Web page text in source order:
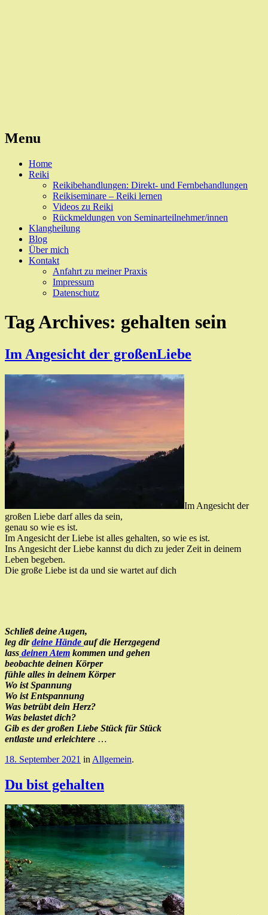
Menu
Skip
Home
Reiki
Reikibehandlungen: Direkt- und Fernbehandlungen
Reikiseminare – Reiki lernen
Videos zu Reiki
Rückmeldungen von Seminarteilnehmer/innen
Klangheilung
Blog
Über mich
Kontakt
Anfahrt zu meiner Praxis
Impressum
Datenschutz
Tag Archives: gehalten sein
Im Angesicht der großenLiebe
Im Angesicht der
großen Liebe darf alles da sein,
genau so wie es ist.
Im Angesicht der Liebe ist alles gehalten, so wie es ist.
Ins Angesicht der Liebe kannst du dich zu jeder Zeit in deinem
Leben begeben.
Die große Liebe ist da und sie wartet auf dich
Schließ deine Augen,
leg dirdeine Hände auf die Herzgegend
lass deinen Atem kommen und gehen
beobachte deinen Körper
fühle alles in deinem Körper
Wo ist Spannung
Wo ist Entspannung
Was betrübt dein Herz?
Was belastet dich?
Gib es der großen Liebe Stück für Stück
entlaste und erleichtere …
18. September 2021 in Allgemein.
Du bist gehalten